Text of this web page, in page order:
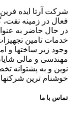
شرکت آرتا ایده
فعال در زمینه نفت،
در حال حاضر به
خدمات تامین
وجود زیر ساختها و
مهندسی و مالی
نوین و به پشتوانه
خوشنام ترین
تماس با ما